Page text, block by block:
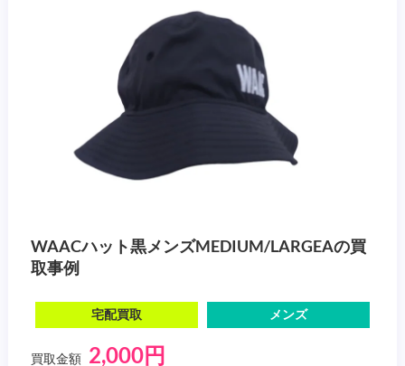
WAACハット黒メンズMEDIUM/LARGEAの買
取事例
宅配買取 メンズ
買取金額 2,000円